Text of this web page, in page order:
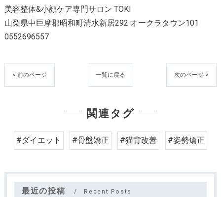
美容整体&小顔ケア専門サロン TOKI
山梨県中巨摩郡昭和町清水新居292 オークラタウン101
0552696557
< 前のページ 一覧に戻る 次のページ >
関連タグ
#ダイエット #骨盤矯正 #猫背改善 #姿勢矯正
最近の投稿 Recent Posts